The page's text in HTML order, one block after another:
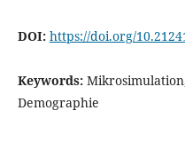
DOI: https://doi.org/
Keywords:
Demographie